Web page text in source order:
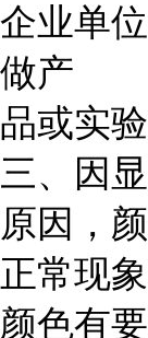
企业单
做产
品或实
三、因
原因，
正常现
颜色有